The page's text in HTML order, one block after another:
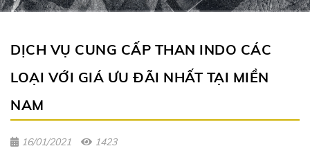
DỊCH VỤ CUNG CẤP THAN INDO CÁC
LOẠI VỚI GIÁ ƯU ĐÃI NHẤT TẠI MIỀN
NAM
16/01/2021
1423